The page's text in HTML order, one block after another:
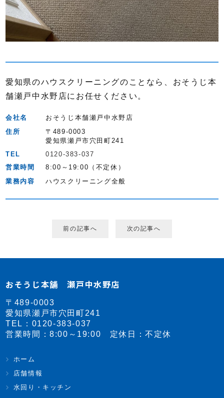
愛知県のハウスクリーニングのことなら、おそうじ本
舗瀬戸中水野店にお任せください。
会社名
おそうじ本舗瀬戸中水野店
住所
〒489-0003
愛知県瀬戸市穴田町241
TEL
0120-383-037
営業時間
8:00～19:00（不定休）
業務内容
ハウスクリーニング全般
前の記事へ 次の記事へ
おそうじ本舗 瀬戸中水野店
〒489-0003
愛知県瀬戸市穴田町241
TEL： 0120-383-037
営業時間：8:00～19:00 定休日：不定休
ホーム
店舗情報
水回り・キッチン